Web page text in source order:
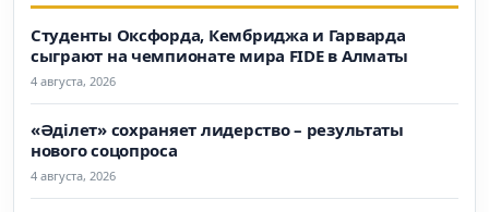
Студенты Оксфорда, Кембриджа и Гарварда
сыграют на чемпионате мира FIDE в Алматы
4 августа, 2026
«Әділет» сохраняет лидерство – результаты
нового соцопроса
4 августа, 2026